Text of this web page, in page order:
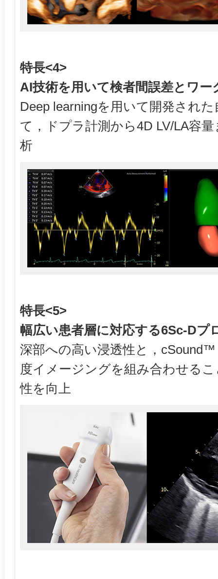
特長<4>
AI技術を用いて検者間誤差とワー
Deep learningを用いて開発され
て，ドプラ計測から4D LV/LA容
析
特長<5>
幅広い患者層に対応する6Sc-Dプ
深部への高い浸透性と，
度イメージングを組み合わせる
性を向上